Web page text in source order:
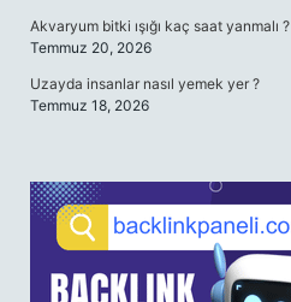
Akvaryum bitki ışığı kaç saat yanmalı ?
Temmuz 20, 2026
Uzayda insanlar nasıl yemek yer ?
Temmuz 18, 2026